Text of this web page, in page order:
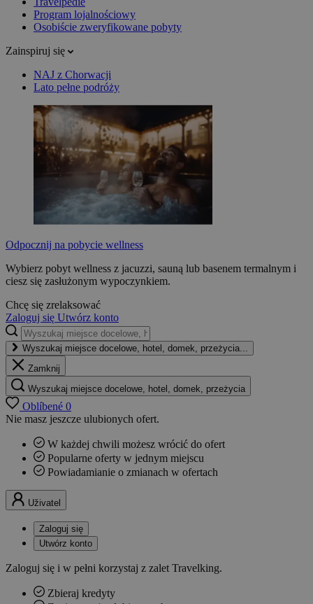
Program lojalnościowy
Osobiście zweryfikowane pobyty
Zainspiruj się
NAJ z Chorwacji
Lato pełne podróży
Odpocznij na pobycie wellness
Wybierz pobyt wellness z jacuzzi, sauną lub basenem termalnym i
ciesz się zasłużonym wypoczynkiem.
Chcę się zrelaksować
Zaloguj się Utwórz konto
Wyszukaj miejsce docelowe, hotel, domek, przeżycia...
Zamknij
Wyszukaj miejsce docelowe, hotel, domek, przeżycia
Oblíbené 0
Nie masz jeszcze ulubionych ofert.
W każdej chwili możesz wrócić do ofert
Popularne oferty w jednym miejscu
Powiadamianie o zmianach w ofertach
Uživatel
Zaloguj się
Utwórz konto
Zaloguj się i w pełni korzystaj z zalet Travelking.
Zbieraj kredyty